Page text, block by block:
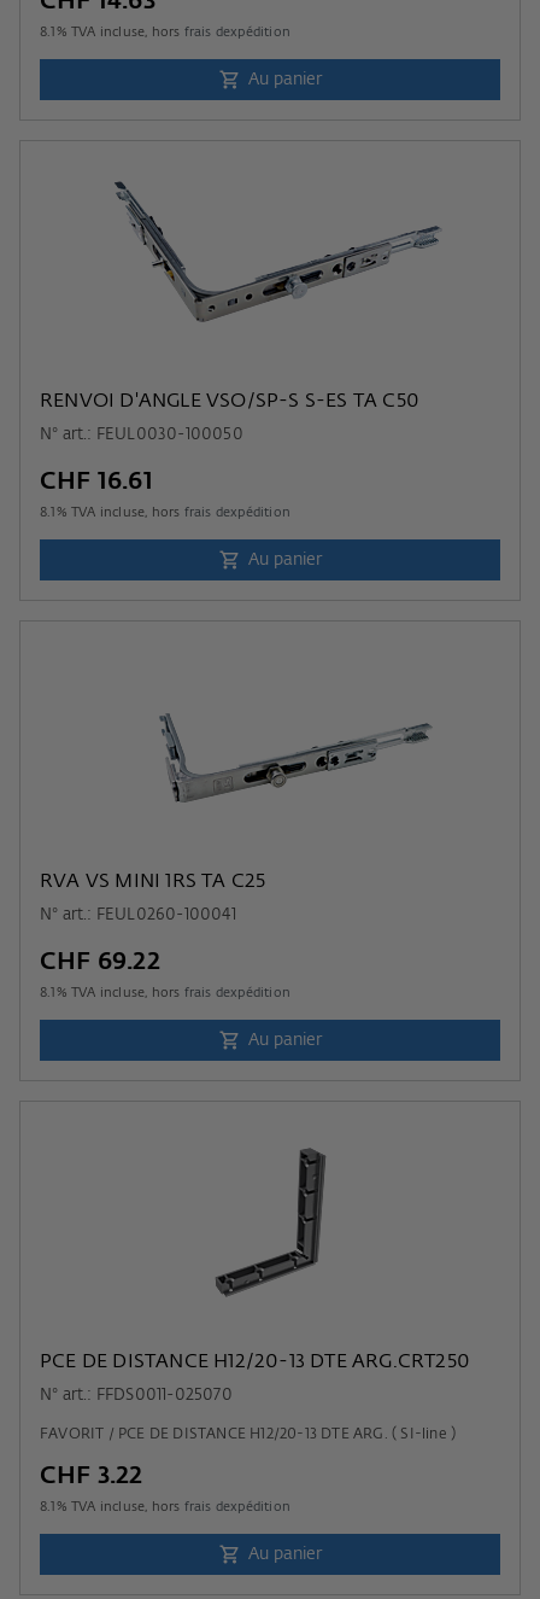
8.1 % TVA incluse, hors frais dexpédition
Au panier
RENVOI D'ANGLE VSO/SP-S S-ES TA C50
N° art.: FEUL0030-100050
CHF 16.61
8.1 % TVA incluse, hors frais dexpédition
Au panier
RVA VS MINI 1RS TA C25
N° art.: FEUL0260-100041
CHF 69.22
8.1 % TVA incluse, hors frais dexpédition
Au panier
PCE DE DISTANCE H12/20-13 DTE ARG.CRT250
N° art.: FFDS0011-025070
FAVORIT / PCE DE DISTANCE H12/20-13 DTE ARG. ( SI-line )
CHF 3.22
8.1 % TVA incluse, hors frais dexpédition
Au panier